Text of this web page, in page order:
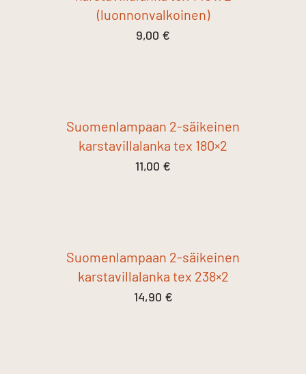
(luonnonvalkoinen)
9,00 €
Suomenlampaan 2-säikeinen
karstavillalanka tex 180×2
11,00 €
Suomenlampaan 2-säikeinen
karstavillalanka tex 238×2
14,90 €